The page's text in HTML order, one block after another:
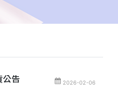
公告 2026-02-06